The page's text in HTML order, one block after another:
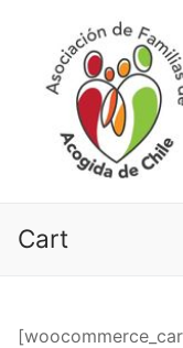
contenido
Cart